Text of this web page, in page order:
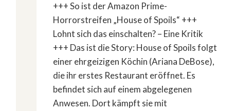
+++ So ist der Amazon Prime-
Horrorstreifen „House of Spoils“ +++
Lohnt sich das einschalten? – Eine Kritik
+++ Das ist die Story: House of Spoils folgt
einer ehrgeizigen Köchin (Ariana DeBose),
die ihr erstes Restaurant eröffnet. Es
befindet sich auf einem abgelegenen
Anwesen. Dort kämpft sie mit